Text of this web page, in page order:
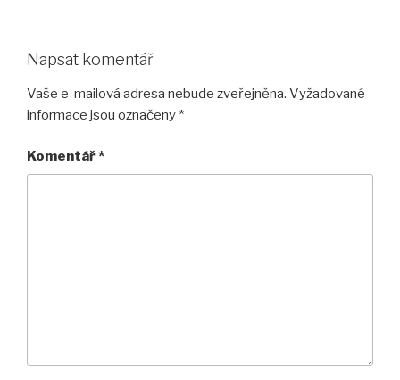
Napsat komentář
Vaše e-mailová adresa nebude zveřejněna. Vyžadované
informace jsou označeny *
Komentář*